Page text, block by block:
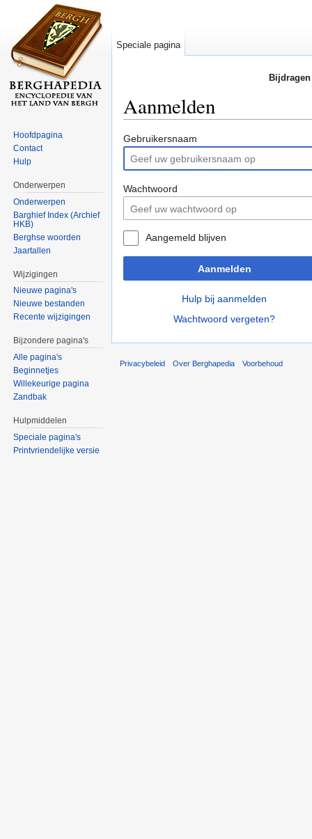
Aanmelden
Gebruikersnaam
Wachtwoord
Aangemeld blijven
Aanmelden
Hulp bij aanmelden
Wachtwoord vergeten?
Speciale pagina
Hoofdpagina
Contact
Hulp
Onderwerpen
Onderwerpen
Barghief Index (Archief
HKB)
Berghse woorden
Jaartallen
Wijzigingen
Nieuwe pagina's
Nieuwe bestanden
Recente wijzigingen
Bijzondere pagina's
Alle pagina's
Beginnetjes
Willekeurige pagina
Zandbak
Hulpmiddelen
Speciale pagina's
Printvriendelijke versie
Privacybeleid Over Berghapedia Voorbehoud